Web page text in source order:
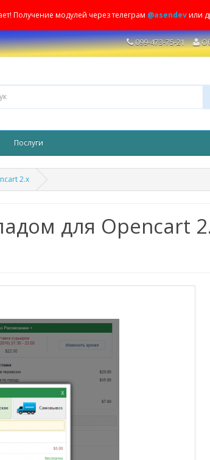
Получение модулей через телеграм @asendevили
099-473-75-21
Послуги
2.x
для Opencart